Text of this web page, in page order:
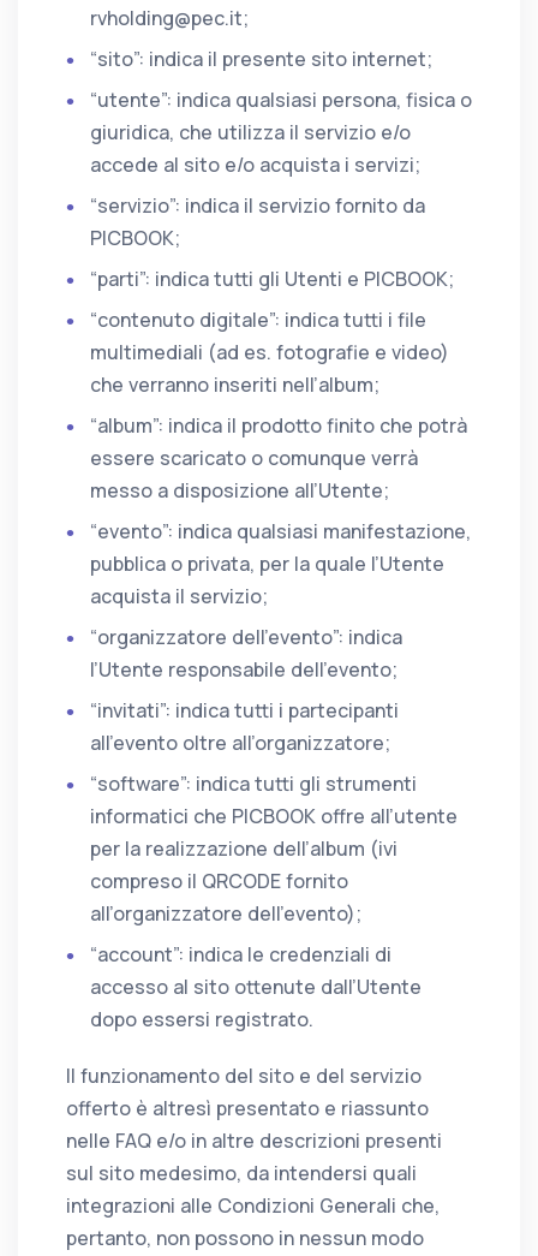
rvholding@pec.it;
“sito”: indica il presente sito internet;
“utente”: indica qualsiasi persona, fisica o
giuridica, che utilizza il servizio e/o
accede al sito e/o acquista i servizi;
“servizio”: indica il servizio fornito da
PICBOOK;
“parti”: indica tutti gli Utenti e PICBOOK;
“contenuto digitale”: indica tutti i file
multimediali (ad es. fotografie e video)
che verranno inseriti nell’album;
“album”: indica il prodotto finito che potrà
essere scaricato o comunque verrà
messo a disposizione all’Utente;
“evento”: indica qualsiasi manifestazione,
pubblica o privata, per la quale l’Utente
acquista il servizio;
“organizzatore dell’evento”: indica
l’Utente responsabile dell’evento;
“invitati”: indica tutti i partecipanti
all’evento oltre all’organizzatore;
“software”: indica tutti gli strumenti
informatici che PICBOOK offre all’utente
per la realizzazione dell’album (ivi
compreso il QRCODE fornito
all’organizzatore dell’evento);
“account”: indica le credenziali di
accesso al sito ottenute dall’Utente
dopo essersi registrato.
Il funzionamento del sito e del servizio
offerto è altresì presentato e riassunto
nelle FAQ e/o in altre descrizioni presenti
sul sito medesimo, da intendersi quali
integrazioni alle Condizioni Generali che,
pertanto, non possono in nessun modo